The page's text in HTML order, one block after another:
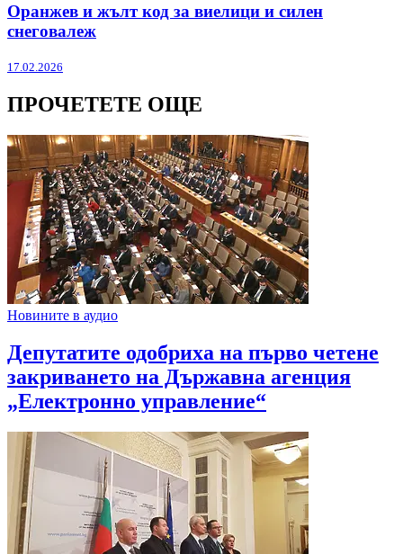
Оранжев и жълт код за виелици и силен
снеговалеж
17.02.2026
ПРОЧЕТЕТЕ ОЩЕ
Новините в аудио
Депутатите одобриха на първо четене
закриването на Държавна агенция
„Електронно управление“